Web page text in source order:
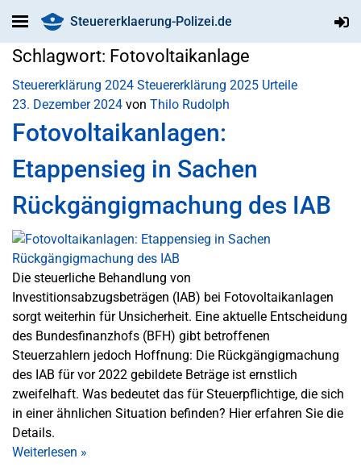
Steuererklaerung-Polizei.de
Schlagwort: Fotovoltaikanlage
Steuererklärung 2024 Steuererklärung 2025 Urteile
23. Dezember 2024 von Thilo Rudolph
Fotovoltaikanlagen:
Etappensieg in Sachen
Rückgängigmachung des IAB
Die steuerliche Behandlung von
Investitionsabzugsbeträgen (IAB) bei Fotovoltaikanlagen
sorgt weiterhin für Unsicherheit. Eine aktuelle Entscheidung
des Bundesfinanzhofs (BFH) gibt betroffenen
Steuerzahlern jedoch Hoffnung: Die Rückgängigmachung
des IAB für vor 2022 gebildete Beträge ist ernstlich
zweifelhaft. Was bedeutet das für Steuerpflichtige, die sich
in einer ähnlichen Situation befinden? Hier erfahren Sie die
Details.
Weiterlesen »